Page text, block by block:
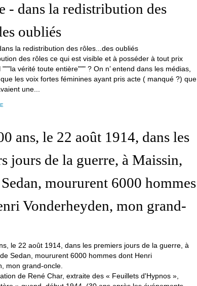
- dans la redistribution des
oubliés
des rôles ce qui est visible et à posséder à tout prix
vérité toute entière""" ? On n’ entend dans les médias,
les voix fortes féminines ayant pris acte ( manqué ?) que
une...
ans, le 22 août 1914, dans les
jours de la guerre, à Maissin,
moururent 6000 hommes
Vonderheyden, mon grand-
de René Char, extraite des « Feuillets d'Hypnos »,